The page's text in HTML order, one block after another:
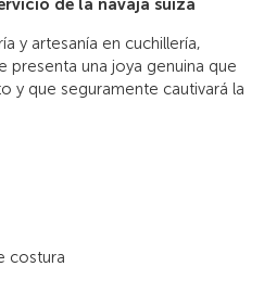
de la navaja suiza
y artesanía en cuchillería,
presenta una joya genuina que
y que seguramente cautivará la
costura